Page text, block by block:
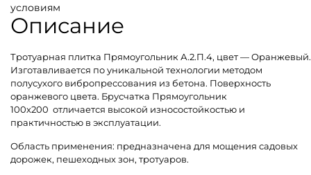
условиям
Описание
Тротуарная плитка Прямоугольник А.2.П.4, цвет — Оранжевый.
Изготавливается по уникальной технологии методом
полусухого вибропрессования из бетона. Поверхность
оранжевого цвета. Брусчатка Прямоугольник
100х200 отличается высокой износостойкостью и
практичностью в эксплуатации.
Область применения: предназначена для мощения садовых
дорожек, пешеходных зон, тротуаров.